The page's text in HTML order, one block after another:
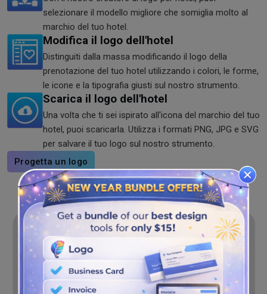
selezionare il modello migliore che somiglia molto al
marchio del tuo hotel.
Modifica il logo dell'hotel
Distinguiti dalla massa modificando il logo della
prenotazione del tuo hotel utilizzando i colori, le forme,
le icone e la tipografia giusti sul nostro strumento.
Scarica il logo dell'hotel
Una volta che ti sei ispirato all'icona del marchio del tuo
hotel, puoi scaricarla. Utilizza i formati PNG, JPG e SVG
per salvare il tuo logo sul nostro strumento.
Progetta un logo